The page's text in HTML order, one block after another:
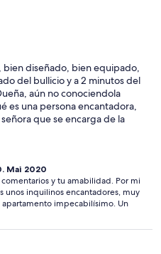
diseñado, bien equipado,
del bullicio y a 2 minutos del
aún no conociendola
es una persona encantadora,
que se encarga de la
Mai 2020
y tu amabilidad. Por mi
unos inquilinos encantadores, muy
impecabilísimo. Un